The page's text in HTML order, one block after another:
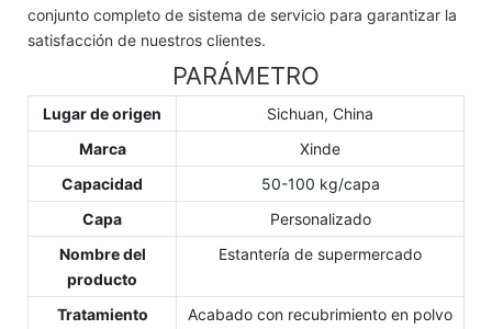
conjunto completo de sistema de servicio para garantizar la
satisfacción de nuestros clientes.
PARÁMETRO
Lugar de origen
Sichuan, China
Marca
Xinde
Capacidad
50-100 kg/capa
Capa
Personalizado
Nombre del
producto
Estantería de supermercado
Tratamiento
Acabado con recubrimiento en polvo